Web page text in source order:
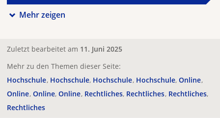
Mehr zeigen
Zuletzt bearbeitet am 11. Juni 2025
Mehr zu den Themen dieser Seite:
Hochschule Hochschule Hochschule Hochschule Online
Online Online Online Rechtliches Rechtliches Rechtliches
Rechtliches